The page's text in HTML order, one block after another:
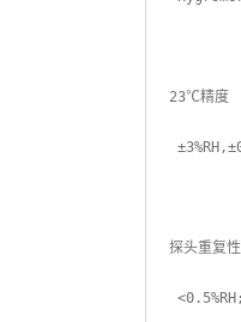
23℃精度
探头重复性